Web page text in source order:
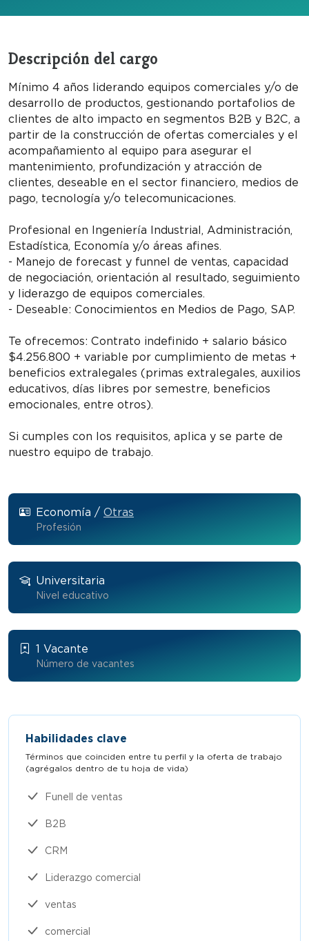
Descripción del cargo
Mínimo 4 años liderando equipos comerciales y/o de
desarrollo de productos, gestionando portafolios de
clientes de alto impacto en segmentos B2B y B2C, a
partir de la construcción de ofertas comerciales y el
acompañamiento al equipo para asegurar el
mantenimiento, profundización y atracción de
clientes, deseable en el sector financiero, medios de
pago, tecnología y/o telecomunicaciones.
Profesional en Ingeniería Industrial, Administración,
Estadística, Economía y/o áreas afines.
- Manejo de forecast y funnel de ventas, capacidad
de negociación, orientación al resultado, seguimiento
y liderazgo de equipos comerciales.
- Deseable: Conocimientos en Medios de Pago, SAP.
Te ofrecemos: Contrato indefinido + salario básico
$4.256.800 + variable por cumplimiento de metas +
beneficios extralegales (primas extralegales, auxilios
educativos, días libres por semestre, beneficios
emocionales, entre otros).
Si cumples con los requisitos, aplica y se parte de
nuestro equipo de trabajo.
Economía / Otras
Profesión
Universitaria
Nivel educativo
1 Vacante
Número de vacantes
Habilidades clave
Términos que coinciden entre tu perfil y la oferta de trabajo
(agrégalos dentro de tu hoja de vida)​
Funell de ventas
B2B
CRM
Liderazgo comercial
ventas
comercial